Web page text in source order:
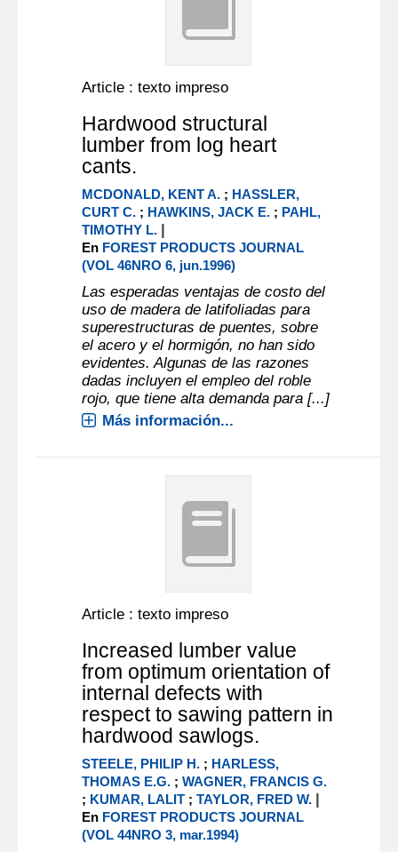
Article : texto impreso
Hardwood structural
lumber from log heart
cants.
MCDONALD, KENT A. ; HASSLER,
CURT C. ; HAWKINS, JACK E. ; PAHL,
TIMOTHY L. |
En FOREST PRODUCTS JOURNAL
(VOL 46NRO 6, jun.1996)
Las esperadas ventajas de costo del
uso de madera de latifoliadas para
superestructuras de puentes, sobre
el acero y el hormigón, no han sido
evidentes. Algunas de las razones
dadas incluyen el empleo del roble
rojo, que tiene alta demanda para [...]
Más información...
Article : texto impreso
Increased lumber value
from optimum orientation of
internal defects with
respect to sawing pattern in
hardwood sawlogs.
STEELE, PHILIP H. ; HARLESS,
THOMAS E.G. ;WAGNER, FRANCIS G.
; KUMAR, LALIT ;TAYLOR, FRED W. |
En FOREST PRODUCTS JOURNAL
(VOL 44NRO 3, mar.1994)